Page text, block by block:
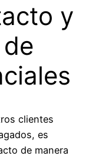
y
clientes
es
de manera